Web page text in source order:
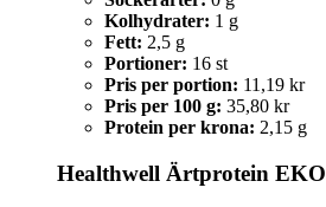
Kolhydrater: 1 g
Fett: 2,5 g
Portioner: 16 st
Pris per portion: 11,19 kr
Pris per 100 g: 35,80 kr
Protein per krona: 2,15 g
Healthwell Ärtprotein EKO